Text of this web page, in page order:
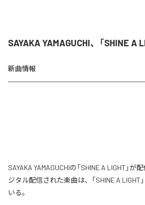
SAYAKA YAMAGUCHI、「SHINE A
新曲情報
SAYAKA YAMAGUCHIの「SHINE A LIGHT」
ジタル配信された楽曲は、「SHINE A LIGHT
いる。